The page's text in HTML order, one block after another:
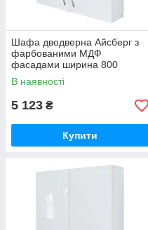
Шафа дводверна Айсберг з
фарбованими МДФ
фасадами ширина 800
МАКСІ-МЕбель (5102708)
В наявності
5 123 ₴
Купити